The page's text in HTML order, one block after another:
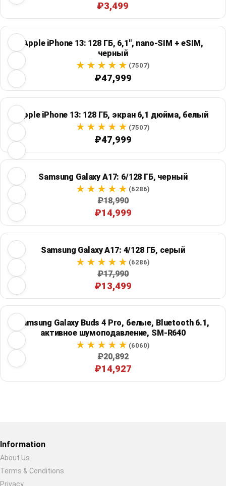
₽3,499
Apple iPhone 13: 128 ГБ, 6,1", nano-SIM + eSIM,
черный
(7507)
₽47,999
Apple iPhone 13: 128 ГБ, экран 6,1 дюйма, белый
(7507)
₽47,999
Samsung Galaxy A17: 6/128 ГБ, черный
(6286)
₽18,990
₽14,999
Samsung Galaxy A17: 4/128 ГБ, серый
(6286)
₽17,990
₽13,499
Samsung Galaxy Buds 4 Pro, белые, Bluetooth 6.1,
активное шумоподавление, SM-R640
(6060)
₽20,892
₽14,927
Information
About Us
Terms & Conditions
Privacy